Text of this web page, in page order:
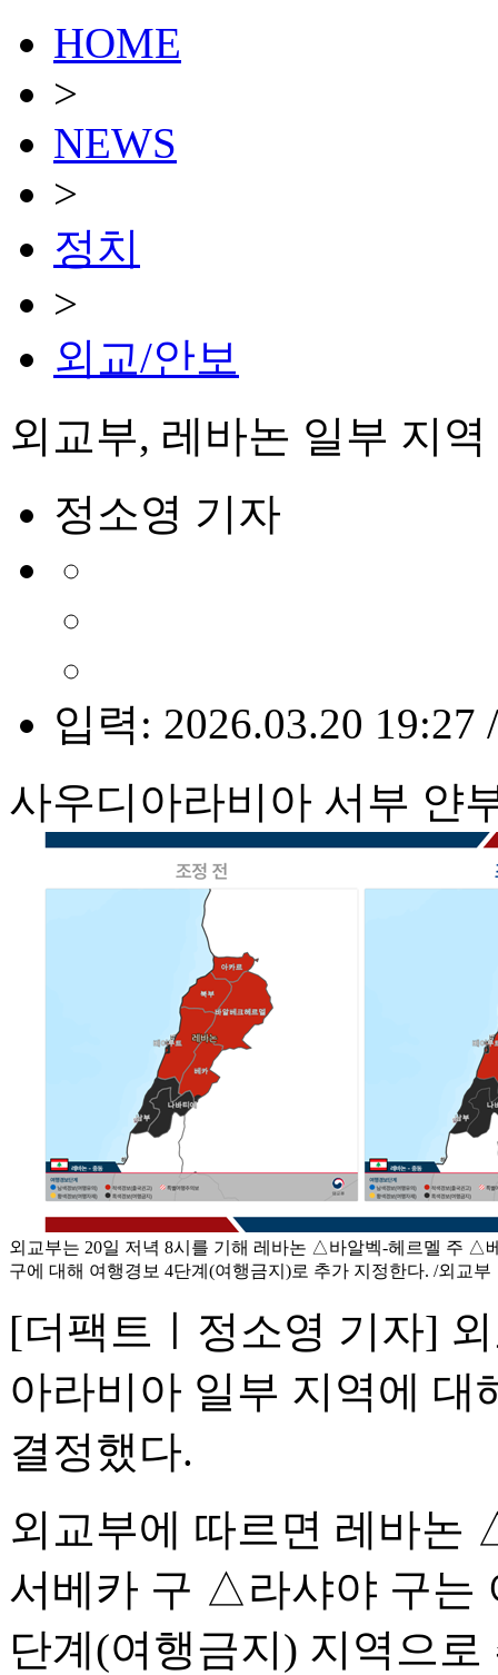
HOME
>
NEWS
>
정치
>
외교/안보
외교부, 레바논 일부 지
정소영 기자
입력: 2026.03.20 19:27
사우디아라비아 서부 얀
외교부는 20일 저녁 8시를 기해 레바논 △바알벡-헤르멜 주 △
구에 대해 여행경보 4단계(여행금지)로 추가 지정한다. /외교부
[더팩트ㅣ정소영 기자]
아라비아 일부 지역에
결정했다.
외교부에 따르면 레바
서베카 구 △라샤야 구는
단계(여행금지) 지역으